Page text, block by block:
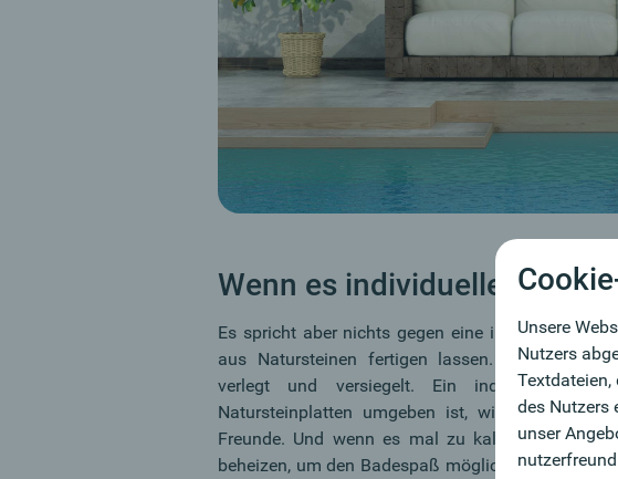
Wenn es individueller sein
Es spricht aber nichts gegen eine individuelle
aus Natursteinen fertigen lassen.
verlegt und versiegelt. Ein individuelles
Natursteinplatten umgeben ist, wird so zu
Freunde. Und wenn es mal zu kalt ist, gibt es
beheizen, um den Badespaß möglichst lange
Unsere
Nutzers
Textdateien,
des Nutzers
unser